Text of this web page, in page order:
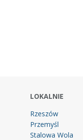
LOKALNIE
Rzeszów
Przemyśl
Stalowa Wola